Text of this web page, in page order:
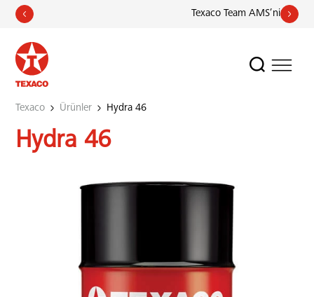
Texaco Team AMS’nin
Texaco Ürünler Hydra 46
Hydra 46